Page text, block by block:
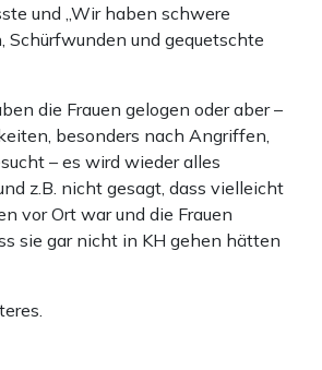
und „Wir haben schwere
Schürfwunden und gequetschte
die Frauen gelogen oder aber –
besonders nach Angriffen,
– es wird wieder alles
z.B. nicht gesagt, dass vielleicht
vor Ort war und die Frauen
sie gar nicht in KH gehen hätten